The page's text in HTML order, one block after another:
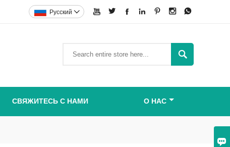

      
Pусский 

СВЯЖИТЕСЬ С НАМИ О НАС